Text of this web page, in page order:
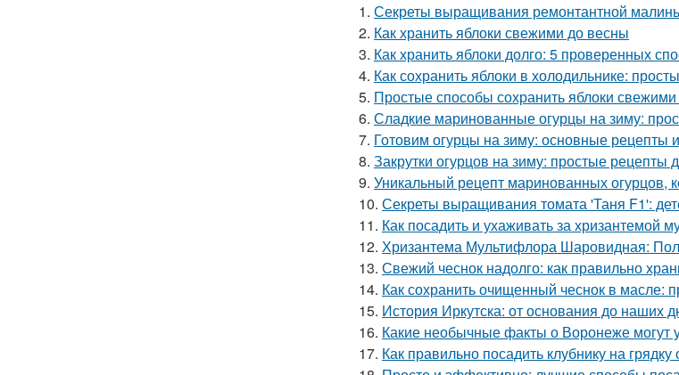
1. Секреты выращивания ремонтантной
2. Как хранить яблоки свежими до весны
3. Как хранить яблоки долго: 5 проверенных
4. Как сохранить яблоки в холодильнике:
5. Простые способы сохранить яблоки свежими
6. Сладкие маринованные огурцы на зиму:
7. Готовим огурцы на зиму: основные рецепты
8. Закрутки огурцов на зиму: простые
9. Уникальный рецепт маринованных огурцов,
10. Секреты выращивания томата 'Таня F1':
11. Как посадить и ухаживать за хризантемой
12. Хризантема Мультифлора Шаровидная:
13. Свежий чеснок надолго: как правильно
14. Как сохранить очищенный чеснок в масле:
15. История Иркутска: от основания до наших
16. Какие необычные факты о Воронеже могут
17. Как правильно посадить клубнику на